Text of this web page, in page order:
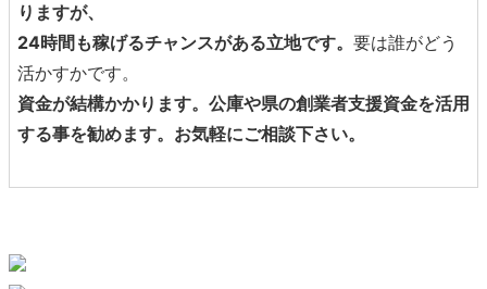
りますが、
24時間も稼げるチャンスがある立地です。 要は誰がどう
活かすかです。
資金が結構かかります。公庫や県の創業者支援資金を活用
する事を勧めます。 お気軽にご相談下さい。